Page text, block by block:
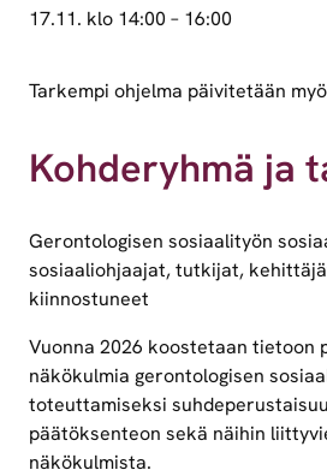
17.11. klo 14:00 – 16:00
Tarkempi ohjelma päivitetään
Kohderyhmä ja
Gerontologisen sosiaalityön
sosiaaliohjaajat, tutkijat,
kiinnostuneet
Vuonna 2026 koostetaan tietoon
näkökulmia gerontologisen
toteuttamiseksi
päätöksenteon sekä näihin
näkökulmista.